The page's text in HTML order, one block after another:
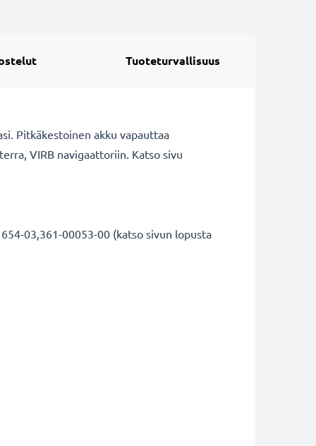
Tuoteturvallisuus
Pitkäkestoinen akku vapauttaa
VIRB navigaattoriin. Katso sivu
03,361-00053-00 (katso sivun lopusta